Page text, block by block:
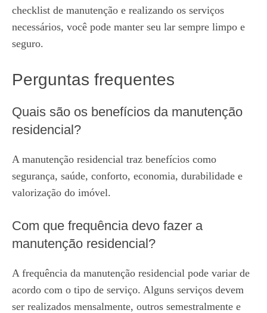
checklist de manutenção e realizando os serviços
necessários, você pode manter seu lar sempre limpo e
seguro.
Perguntas frequentes
Quais são os benefícios da manutenção
residencial?
A manutenção residencial traz benefícios como
segurança, saúde, conforto, economia, durabilidade e
valorização do imóvel.
Com que frequência devo fazer a
manutenção residencial?
A frequência da manutenção residencial pode variar de
acordo com o tipo de serviço. Alguns serviços devem
ser realizados mensalmente, outros semestralmente e